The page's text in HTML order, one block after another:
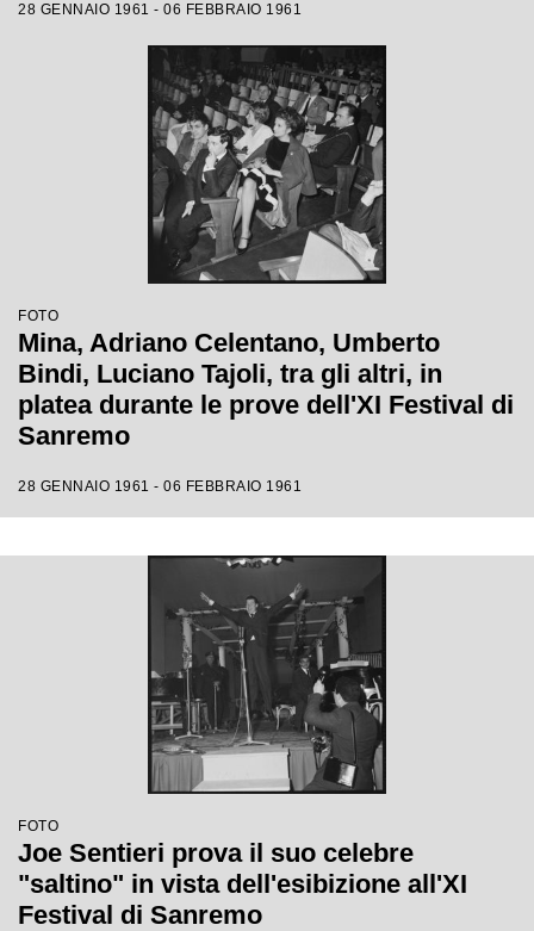
28 GENNAIO 1961 - 06 FEBBRAIO 1961
FOTO
Mina, Adriano Celentano, Umberto
Bindi, Luciano Tajoli, tra gli altri, in
platea durante le prove dell'XI Festival di
Sanremo
28 GENNAIO 1961 - 06 FEBBRAIO 1961
FOTO
Joe Sentieri prova il suo celebre
"saltino" in vista dell'esibizione all'XI
Festival di Sanremo